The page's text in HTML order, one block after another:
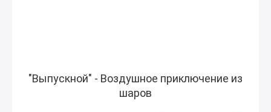
"Выпускной" - Воздушное приключение из
шаров